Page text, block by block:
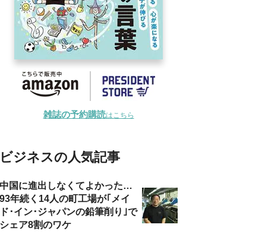
雑誌の予約購読はこちら
ビジネスの人気記事
中国に進出しなくてよかった…
93年続く14人の町工場が｢メイ
ド･イン･ジャパンの鉛筆削り｣で
シェア8割のワケ